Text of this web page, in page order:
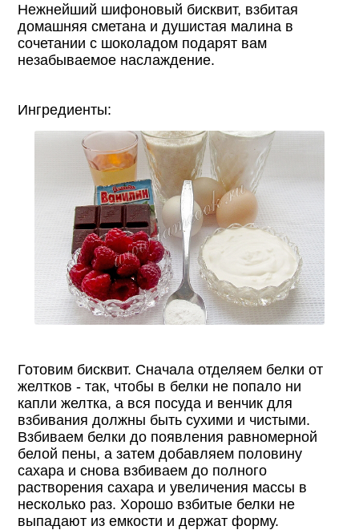
Нежнейший шифоновый бисквит, взбитая
домашняя сметана и душистая малина в
сочетании с шоколадом подарят вам
незабываемое наслаждение.
Ингредиенты:
Готовим бисквит. Сначала отделяем белки от
желтков - так, чтобы в белки не попало ни
капли желтка, а вся посуда и венчик для
взбивания должны быть сухими и чистыми.
Взбиваем белки до появления равномерной
белой пены, а затем добавляем половину
сахара и снова взбиваем до полного
растворения сахара и увеличения массы в
несколько раз. Хорошо взбитые белки не
выпадают из емкости и держат форму.